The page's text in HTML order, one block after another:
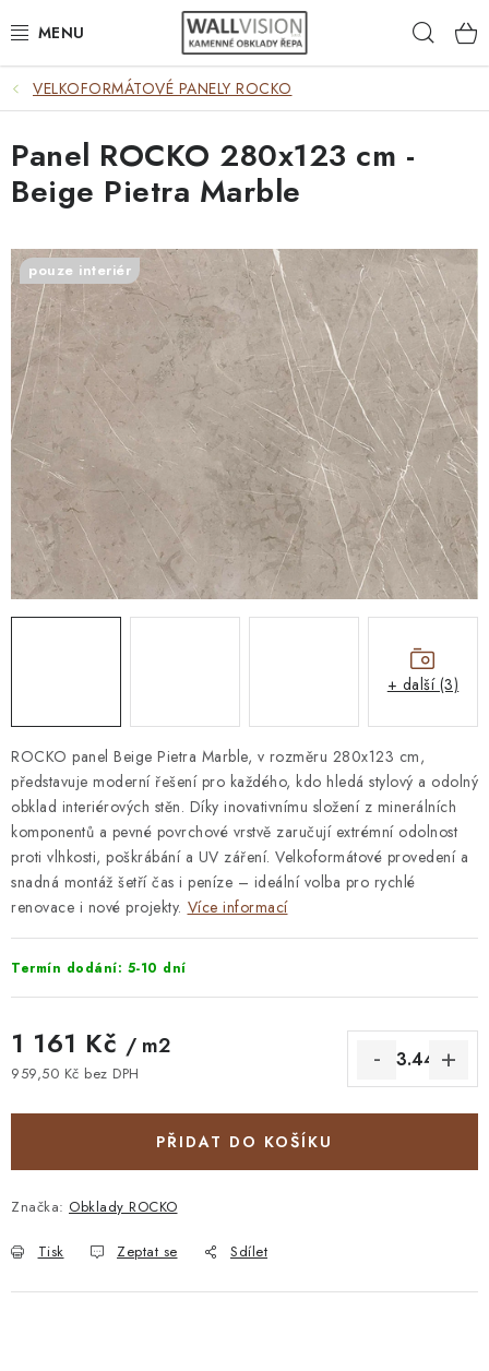
na
EXTERIÉR / INTERIÉR
VÝBĚR DLE MATERIÁLU
VÝBĚR DLE BAREV
ČASTO HLEDÁTE
INSPIRACE
DLAŽBA
PLOTY
STAVEBNÍ CHEMIE
VZORKOVÉ OBKLADY
VELKOFORMÁTOVÉ PANELY ROCKO
ROCKO panel Beige Pietra Marble, v rozměru 280x123 cm,
představuje moderní řešení pro každého, kdo hledá stylový a odolný
obklad interiérových stěn. Díky inovativnímu složení z minerálních
komponentů a pevné povrchové vrstvě zaručují extrémní odolnost
proti vlhkosti, poškrábání a UV záření. Velkoformátové provedení a
snadná montáž šetří čas i peníze – ideální volba pro rychlé
renovace i nové projekty. Více informací
Termín dodání: 5-10 dní
1 161 Kč / m2
959,50 Kč bez DPH
PŘIDAT DO KOŠÍKU
Značka: Obklady ROCKO
Tisk Zeptat se Sdílet
Panel ROCKO 280x123 cm -
Beige Pietra Marble
pouze interiér
+ další (3)